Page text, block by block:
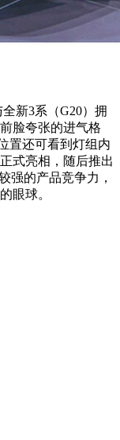
新3系（G20）拥
脸夸张的进气格
置还可看到灯组内
式亮相，随后推出
强的产品竞争力，
眼球。